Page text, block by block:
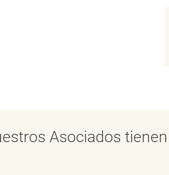
Asociados